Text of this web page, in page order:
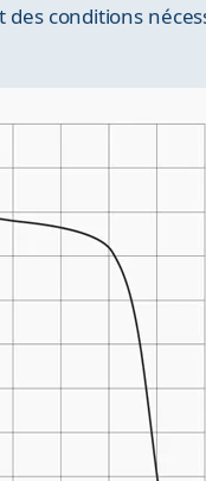
des conditions